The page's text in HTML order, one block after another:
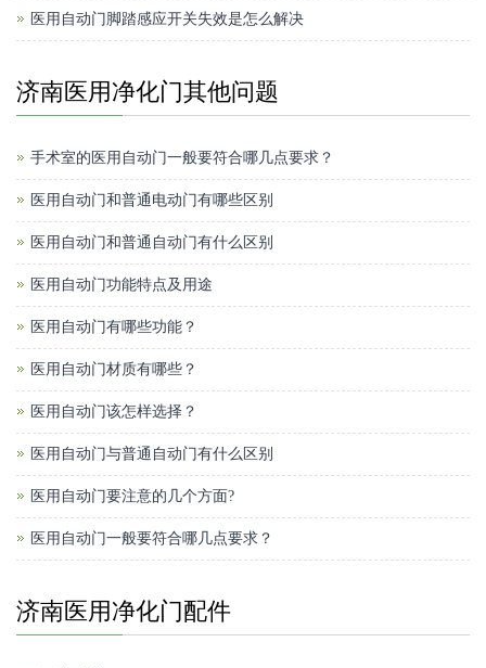
医用自动门脚踏感应开关失效是怎么解决
济南医用净化门其他问题
手术室的医用自动门一般要符合哪几点要求？
医用自动门和普通电动门有哪些区别
医用自动门和普通自动门有什么区别
医用自动门功能特点及用途
医用自动门有哪些功能？
医用自动门材质有哪些？
医用自动门该怎样选择？
医用自动门与普通自动门有什么区别
医用自动门要注意的几个方面?
医用自动门一般要符合哪几点要求？
济南医用净化门配件